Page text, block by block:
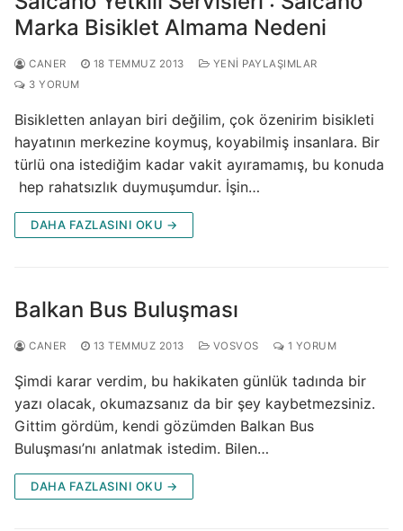
Marka Bisiklet Almama Nedeni
CANER 18 TEMMUZ 2013
YENI PAYLAŞIMLAR
3 YORUM
Bisikletten anlayan biri değilim, çok özenirim bisikleti
hayatının merkezine koymuş, koyabilmiş insanlara. Bir
türlü ona istediğim kadar vakit ayıramamış, bu konuda
hep rahatsızlık duymuşumdur. İşin…
DAHA FAZLASINI OKU →
Balkan Bus Buluşması
CANER 13 TEMMUZ 2013 VOSVOS 1 YORUM
Şimdi karar verdim, bu hakikaten günlük tadında bir
yazı olacak, okumazsanız da bir şey kaybetmezsiniz.
Gittim gördüm, kendi gözümden Balkan Bus
Buluşması’nı anlatmak istedim. Bilen…
DAHA FAZLASINI OKU →